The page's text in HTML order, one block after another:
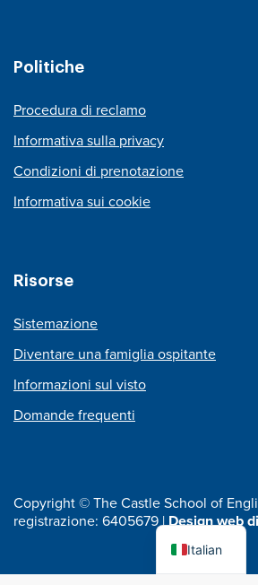
Politiche
Procedura di reclamo
Informativa sulla privacy
Condizioni di prenotazione
Informativa sui cookie
Risorse
Sistemazione
Diventare una famiglia ospitante
Informazioni sul visto
Domande frequenti
Copyright © The Castle School of
registrazione: 6405679 |Design web
Italian